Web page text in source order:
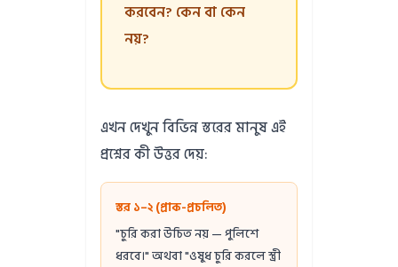
করবেন? কেন বা কেন
নয়?
এখন দেখুন বিভিন্ন স্তরের মানুষ এই
প্রশ্নের কী উত্তর দেয়:
স্তর ১–২ (প্রাক-প্রচলিত)
"চুরি করা উচিত নয় — পুলিশে
ধরবে।" অথবা "ওষুধ চুরি করলে স্ত্রী